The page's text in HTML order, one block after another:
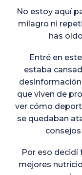
No estoy aquí
milagro ni
has
Entré en
estaba
que viven de
ver cómo
se quedaban
Por eso
mejores